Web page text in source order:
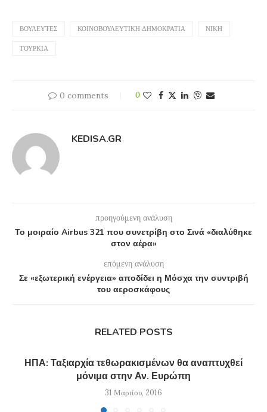
ΒΟΥΛΕΥΤΈΣ ΚΟΙΝΟΒΟΥΛΕΥΤΙΚΉ ΔΗΜΟΚΡΑΤΊΑ ΝΊΚΗ
ΤΟΥΡΚΊΑ
0 comments 0
KEDISA.GR
προηγούμενη ανάλυση
Το μοιραίο Airbus 321 που συνετρίβη στο Σινά «διαλύθηκε
στον αέρα»
επόμενη ανάλυση
Σε «εξωτερική ενέργεια» αποδίδει η Μόσχα την συντριβή
του αεροσκάφους
RELATED POSTS
ΗΠΑ: Ταξιαρχία τεθωρακισμένων θα αναπτυχθεί
μόνιμα στην Αν. Ευρώπη
31 Μαρτίου, 2016